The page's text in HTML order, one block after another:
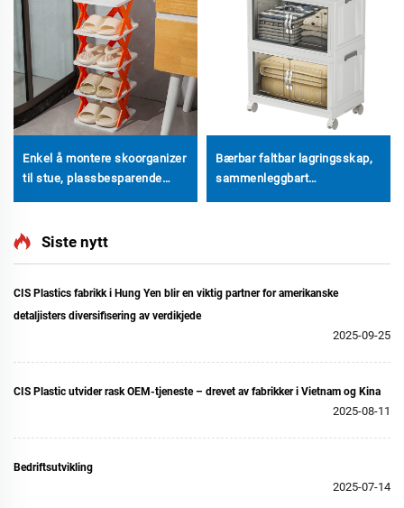
Enkel å montere skoorganizer
til stue, plassbesparende
Bærbar faltbar lagringsskap,
sammenleggbart
Siste nytt
CIS Plastics fabrikk i Hung Yen blir en viktig partner for amerikanske
detaljisters diversifisering av verdikjede
2025-09-25
CIS Plastic utvider rask OEM-tjeneste – drevet av fabrikker i Vietnam og Kina
2025-08-11
Bedriftsutvikling
2025-07-14